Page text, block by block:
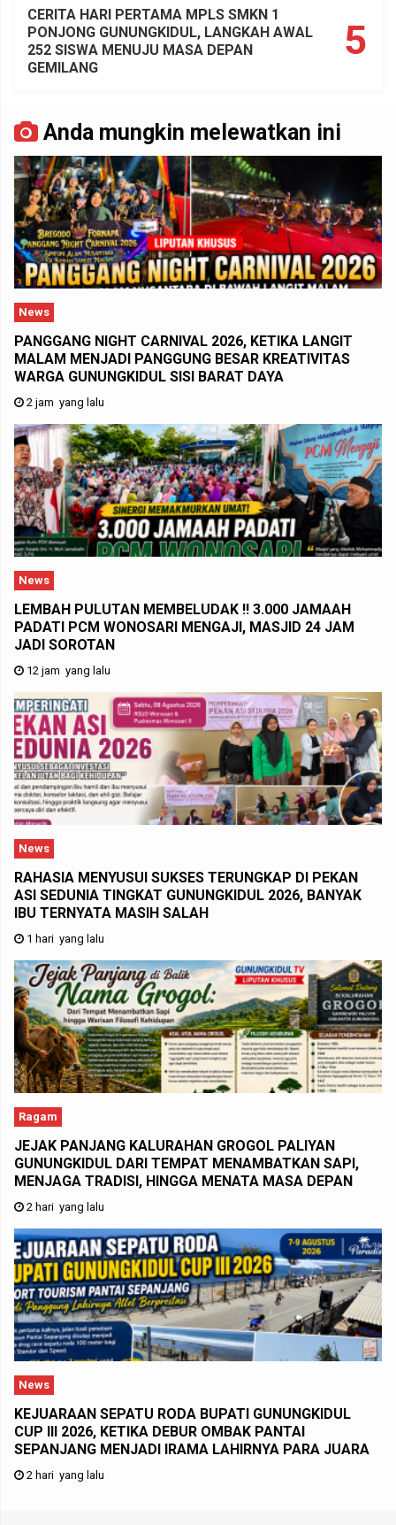
5
CERITA HARI PERTAMA MPLS SMKN 1
PONJONG GUNUNGKIDUL, LANGKAH AWAL
252 SISWA MENUJU MASA DEPAN
GEMILANG
Anda mungkin melewatkan ini
News
PANGGANG NIGHT CARNIVAL 2026, KETIKA LANGIT
MALAM MENJADI PANGGUNG BESAR KREATIVITAS
WARGA GUNUNGKIDUL SISI BARAT DAYA
2 jam yang lalu
News
LEMBAH PULUTAN MEMBELUDAK !! 3.000 JAMAAH
PADATI PCM WONOSARI MENGAJI, MASJID 24 JAM
JADI SOROTAN
12 jam yang lalu
News
RAHASIA MENYUSUI SUKSES TERUNGKAP DI PEKAN
ASI SEDUNIA TINGKAT GUNUNGKIDUL 2026, BANYAK
IBU TERNYATA MASIH SALAH
1 hari yang lalu
Ragam
JEJAK PANJANG KALURAHAN GROGOL PALIYAN
GUNUNGKIDUL DARI TEMPAT MENAMBATKAN SAPI,
MENJAGA TRADISI, HINGGA MENATA MASA DEPAN
2 hari yang lalu
News
KEJUARAAN SEPATU RODA BUPATI GUNUNGKIDUL
CUP III 2026, KETIKA DEBUR OMBAK PANTAI
SEPANJANG MENJADI IRAMA LAHIRNYA PARA JUARA
2 hari yang lalu